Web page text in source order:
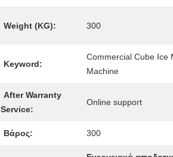
Weight (KG): 300
Keyword:
Commercial Cube Ice
Machine
After Warranty
Service:
Online support
Βάρος: 300